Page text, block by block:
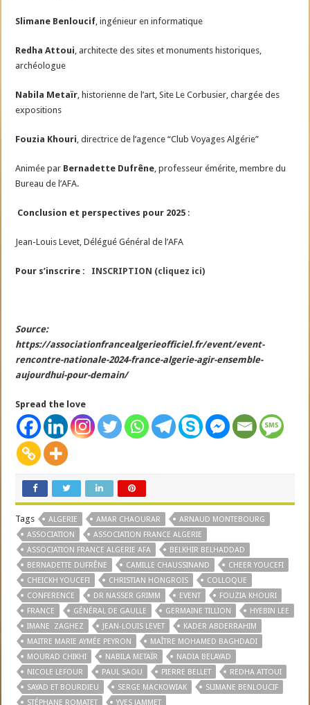
Slimane Benloucif , ingénieur en informatique
Redha Attoui , architecte des sites et monuments historiques,
archéologue
Nabila Metaïr , historienne de l’art, Site Le Corbusier, chargée des
expositions
Fouzia Khouri , directrice de l’agence “Club Voyages Algérie”
Animée par Bernadette Dufrêne , professeur émérite, membre du
Bureau de l’AFA.
Conclusion et perspectives pour 2025 :
Jean-Louis Levet, Délégué Général de l’AFA
Pour s’inscrire : INSCRIPTION (cliquez ici)
Source:
https://associationfrancealgerieofficiel.fr/event/event-
rencontre-nationale-2024-france-algerie-agir-ensemble-
aujourdhui-pour-demain/
Spread the love
Tags ALGERIE AMAR CHAOURAR
ARNAUD MONTEBOURG
ASSOCIATION
ASSOCIATION FRANCE ALGERIE
ASSOCIATION FRANCE ALGERIE AFA
BELKHIR BELHADDAD
BERNADETTE DUFRÊNE
CAMILLE CHAUSSINAND
CHEER YOUCEFI
CHEICKH YOUCEFI
CHRISTIAN HONGROIS
COLLOQUE
CONFERENCE
DR NASSER GRIMM EVENT
FOUZIA KHOURI
FRANCE
GÉNÉRAL DE GAULLE GERMAINE TILLION
HYEBIN LEE
IMANE ZAGHEZ
JEAN-LOUIS LEVET
KADER ABDERRAHIM
MAITRE MARIE AYMÉE PEYRON
MAÎTRE MOHAMED BAGHDADI
MOURAD CHIKHI
NABILA METAÏR
NADIA BELAYAD
NICOLE LEFOUR
PAUL SAOU PIERRE BELLET
REDHA ATTOUI
SAYAD ET BOURDIEU
SERGE MACKOWIAK
SLIMANE BENLOUCIF
STÉPHANE ROMATET
YVES JAMMET